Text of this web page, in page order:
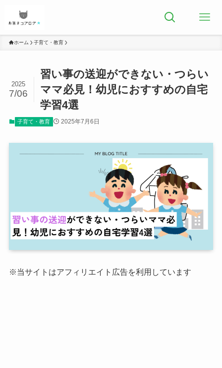
ホーム 子育て・教育
習い事の送迎ができない・つらい
ママ必見！幼児におすすめの自宅
学習4選
2025
7/06
子育て・教育 2025年7月6日
※当サイトはアフィリエイト広告を利用しています